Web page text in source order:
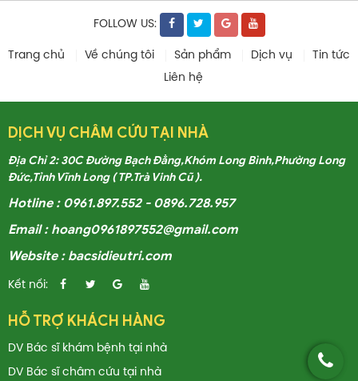
FOLLOW US:
Trang chủ Về chúng tôi Sản phẩm Dịch vụ
Tin tức
Liên hệ
DỊCH VỤ CHÂM CỨU TẠI NHÀ
Địa Chỉ 2: 30C Đường Bạch Đằng,Khóm Long Bình,Phường Long
Đức,Tỉnh Vĩnh Long ( TP.Trà Vinh Cũ ).
Hotline : 0961.897.552 - 0896.728.957
Email : hoang0961897552@gmail.com
Website : bacsidieutri.com
Kết nối:
HỖ TRỢ KHÁCH HÀNG
DV Bác sĩ khám bệnh tại nhà
DV Bác sĩ châm cứu tại nhà